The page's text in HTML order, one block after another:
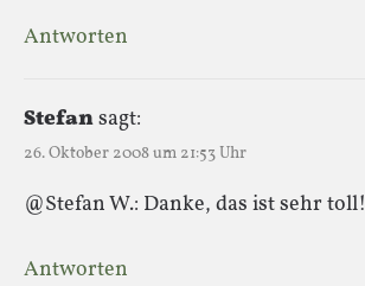
Antworten
Stefansagt:
26. Oktober 2008 um 21:53 Uhr
@Stefan W.: Danke, das ist sehr toll!
Antworten